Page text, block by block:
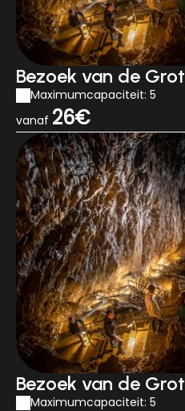
Bezoek van de Grot
Maximumcapaciteit: 5
vanaf 26€
Bezoek van de Grot
Maximumcapaciteit: 5